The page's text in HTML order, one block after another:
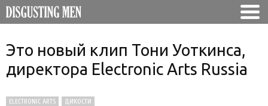
Это новый клип Тони Уоткинса,
директора Electronic Arts Russia
ELECTRONIC ARTS
ДИКОСТИ